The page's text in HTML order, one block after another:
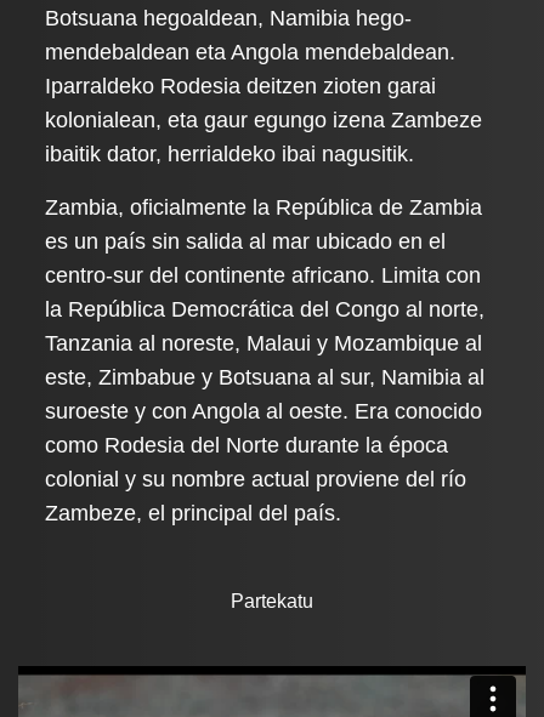
Botsuana hegoaldean, Namibia hego-
mendebaldean eta Angola mendebaldean.
Iparraldeko Rodesia deitzen zioten garai
kolonialean, eta gaur egungo izena Zambeze
ibaitik dator, herrialdeko ibai nagusitik.
Zambia, oficialmente la República de Zambia
es un país sin salida al mar ubicado en el
centro-sur del continente africano. Limita con
la República Democrática del Congo al norte,
Tanzania al noreste, Malaui y Mozambique al
este, Zimbabue y Botsuana al sur, Namibia al
suroeste y con Angola al oeste. Era conocido
como Rodesia del Norte durante la época
colonial y su nombre actual proviene del río
Zambeze, el principal del país.
Partekatu